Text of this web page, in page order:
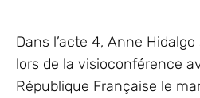
Dans l’acte 4, Anne
lors de la visioconférence
République Française le